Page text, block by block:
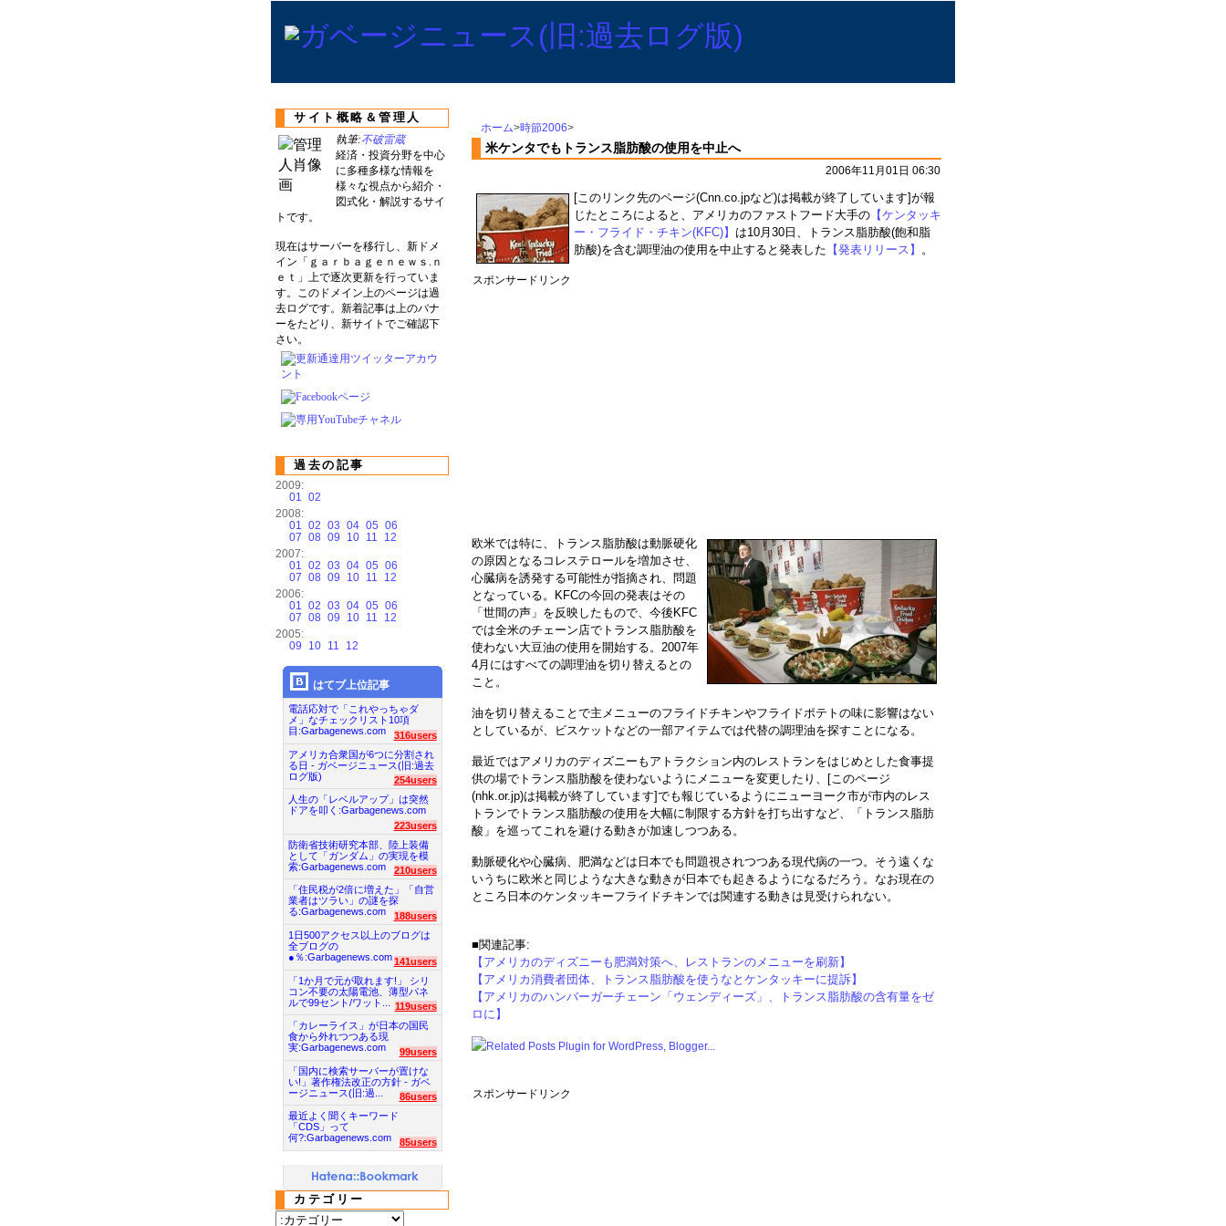
ホーム>時節2006>
米ケンタでもトランス脂肪酸の使用を中止へ
2006年11月01日 06:30
[このリンク先のページ(Cnn.co.jpなど)は掲載が終了しています]が報
じたところによると、アメリカのファストフード大手の 【ケンタッキ
ー・フライド・チキン(KFC)】 は10月30日、トランス脂肪酸(飽和脂
肪酸)を含む調理油の使用を中止すると発表した 【発表リリース】 。
スポンサードリンク
欧米では特に、トランス脂肪酸は動脈硬化
の原因となるコレステロールを増加させ、
心臓病を誘発する可能性が指摘され、問題
となっている。KFCの今回の発表はその
「世間の声」を反映したもので、今後KFC
では全米のチェーン店でトランス脂肪酸を
使わない大豆油の使用を開始する。2007年
4月にはすべての調理油を切り替えるとの
こと。
油を切り替えることで主メニューのフライドチキンやフライドポテトの味に影響はない
としているが、ビスケットなどの一部アイテムでは代替の調理油を探すことになる。
最近ではアメリカのディズニーもアトラクション内のレストランをはじめとした食事提
供の場でトランス脂肪酸を使わないようにメニューを変更したり、[このページ
(nhk.or.jp)は掲載が終了しています]でも報じているようにニューヨーク市が市内のレス
トランでトランス脂肪酸の使用を大幅に制限する方針を打ち出すなど、「トランス脂肪
酸」を巡ってこれを避ける動きが加速しつつある。
動脈硬化や心臓病、肥満などは日本でも問題視されつつある現代病の一つ。そう遠くな
いうちに欧米と同じような大きな動きが日本でも起きるようになるだろう。なお現在の
ところ日本のケンタッキーフライドチキンでは関連する動きは見受けられない。
■関連記事:
【アメリカのディズニーも肥満対策へ、レストランのメニューを刷新】
【アメリカ消費者団体、トランス脂肪酸を使うなとケンタッキーに提訴】
【アメリカのハンバーガーチェーン「ウェンディーズ」、トランス脂肪酸の含有量をゼ
ロに】
スポンサードリンク
サイト概略＆管理人
執筆:不破雷蔵
経済・投資分野を中心
に多種多様な情報を
様々な視点から紹介・
図式化・解説するサイ
トです。
現在はサーバーを移行し、新ドメ
イン「ｇａｒｂａｇｅｎｅｗｓ.ｎ
ｅｔ」上で逐次更新を行っていま
す。このドメイン上のページは過
去ログです。新着記事は上のバナ
ーをたどり、新サイトでご確認下
さい。
過去の記事
2009:
01 02
2008:
01 02 03 04 05 06
07 08 09 10 11
12
2007:
01 02 03 04 05 06
07 08 09 10 11
12
2006:
01 02 03 04 05 06
07 08 09 10 11
12
2005:
09
10 11 12
はてブ上位記事
電話応対で「これやっちゃダ
メ」なチェックリスト10項
目:Garbagenews.com
316users
アメリカ合衆国が6つに分割され
る日 - ガベージニュース(旧:過去
ログ版)
254users
人生の「レベルアップ」は突然
ドアを叩く:Garbagenews.com
223users
防衛省技術研究本部、陸上装備
として「ガンダム」の実現を模
索:Garbagenews.com
210users
「住民税が2倍に増えた」「自営
業者はツラい」の謎を探
る:Garbagenews.com
188users
1日500アクセス以上のブログは
全ブログの
●％:Garbagenews.com 141users
「1か月で元が取れます!」 シリ
コン不要の太陽電池、薄型パネ
ルで99セント/ワット...
119users
「カレーライス」が日本の国民
食から外れつつある現
実:Garbagenews.com
99users
「国内に検索サーバーが置けな
い!」著作権法改正の方針 - ガベ
ージニュース(旧:過...
86users
最近よく聞くキーワード
「CDS」って
何?:Garbagenews.com
85users
カテゴリー